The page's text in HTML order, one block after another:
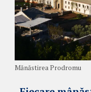
Mănăstirea Prodromu